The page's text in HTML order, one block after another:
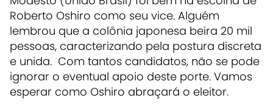
Roberto Oshiro como seu vice. Alguém
lembrou que a colônia japonesa beira 20 mil
pessoas, caracterizando pela postura discreta
e unida. Com tantos candidatos, não se pode
ignorar o eventual apoio deste porte. Vamos
esperar como Oshiro abraçará o eleitor.